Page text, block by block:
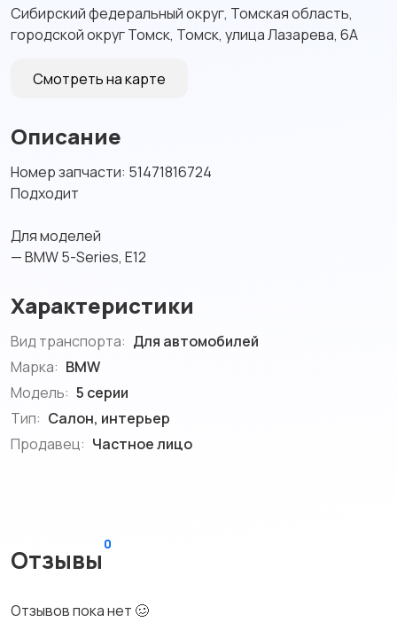
Сибирский федеральный округ, Томская область,
городской округ Томск, Томск, улица Лазарева, 6А
Смотреть на карте
Описание
Номер запчасти: 51471816724
Подходит
Для моделей
— BMW 5-Series, E12
Характеристики
Вид транспорта: Для автомобилей
Марка: BMW
Модель: 5 серии
Тип: Салон, интерьер
Продавец: Частное лицо
Отзывы
0
Отзывов пока нет 🥴